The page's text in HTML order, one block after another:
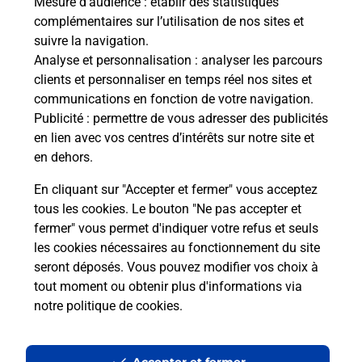
complémentaires sur l’utilisation de nos sites et
suivre la navigation.
Analyse et personnalisation : analyser les parcours
clients et personnaliser en temps réel nos sites et
communications en fonction de votre navigation.
Publicité : permettre de vous adresser des publicités
en lien avec vos centres d’intérêts sur notre site et
en dehors.
En cliquant sur "Accepter et fermer" vous acceptez
tous les cookies. Le bouton "Ne pas accepter et
fermer" vous permet d'indiquer votre refus et seuls
les cookies nécessaires au fonctionnement du site
seront déposés. Vous pouvez modifier vos choix à
tout moment ou obtenir plus d'informations via
notre politique de cookies.
Boîte aux Lettres La Poste
Collecte du courrier aujourd'hui à 09h00
2189 Route Napoleon
04270
Entrages
Itinéraire
Le lien s'ouvre dans un nouvel onglet
Localiser Liste Boîtes aux lettres
Alpes-de-Haute-Provence
Entrages